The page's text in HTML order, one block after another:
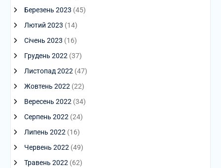
Березень 2023 (45)
Лютий 2023 (14)
Січень 2023 (16)
Грудень 2022 (37)
Листопад 2022 (47)
Жовтень 2022 (22)
Вересень 2022 (34)
Серпень 2022 (24)
Липень 2022 (16)
Червень 2022 (49)
Травень 2022 (62)